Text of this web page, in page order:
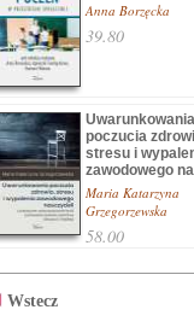
Anna Borzęcka
39.80
Uwarunkowania
poczucia
stresu i
zawodowego
Maria Katarzyna
Grzegorzewska
58.00
Wstecz